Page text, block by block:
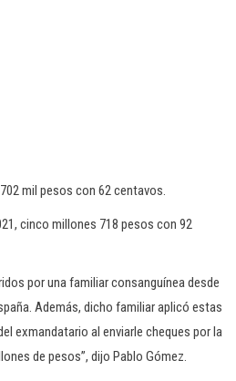
mil pesos con 62 centavos.
cinco millones 718 pesos con 92
por una familiar consanguínea desde
Además, dicho familiar aplicó estas
exmandatario al enviarle cheques por la
de pesos”, dijo Pablo Gómez.